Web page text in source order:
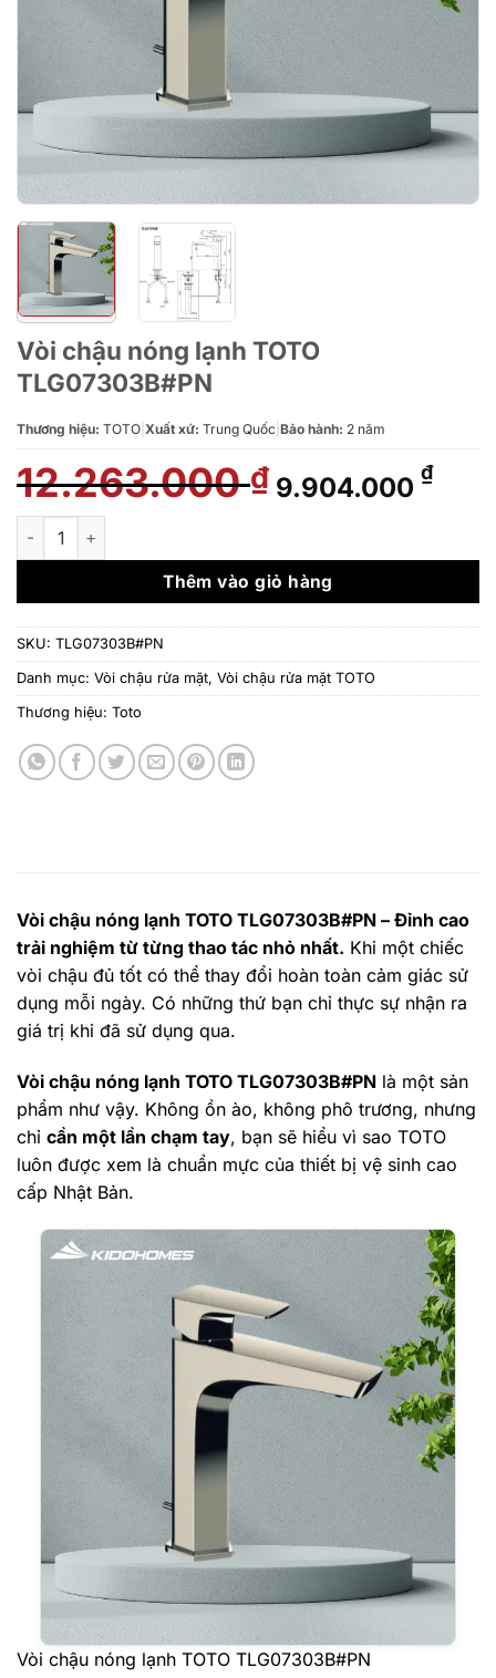
Vòi chậu nóng lạnh TOTO
TLG07303B#PN
Thương hiệu: TOTO Xuất xứ: Trung Quốc Bảo hành: 2 năm
12.263.000₫ Giá
gốc
12.263.000 ₫.
9.904.000 ₫Giá
là:
Vòi chậu nóng lạnh TOTO TLG07303B#PN số lượng
Thêm vào giỏ hàng
SKU: TLG07303B#PN
Danh mục: Vòi chậu rửa mặt, Vòi chậu rửa mặt TOTO
Thương hiệu: Toto
Vòi chậu nóng lạnh TOTO TLG07303B#PN – Đỉnh cao
trải nghiệm từ từng thao tác nhỏ nhất. Khi một chiếc
vòi chậu đủ tốt có thể thay đổi hoàn toàn cảm giác sử
dụng mỗi ngày. Có những thứ bạn chỉ thực sự nhận ra
giá trị khi đã sử dụng qua.
Vòi chậu nóng lạnh TOTO TLG07303B#PN là một sản
phẩm như vậy. Không ồn ào, không phô trương, nhưng
chỉ cần một lần chạm tay, bạn sẽ hiểu vì sao TOTO
luôn được xem là chuẩn mực của thiết bị vệ sinh cao
cấp Nhật Bản.
Vòi chậu nóng lạnh TOTO TLG07303B#PN